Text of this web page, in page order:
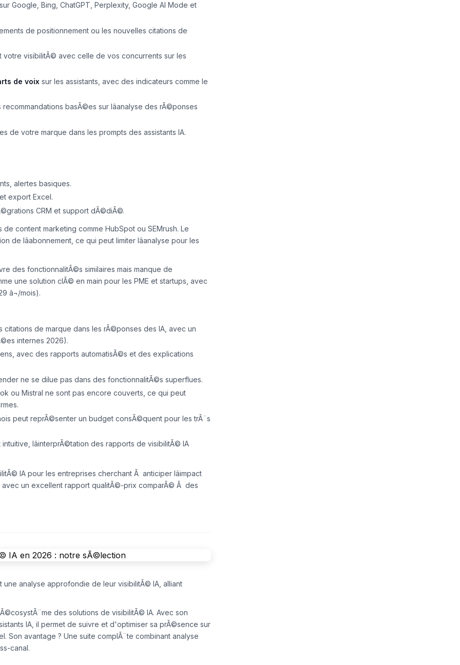
Google, Bing, ChatGPT, Perplexity, Google AI Mode et
de positionnement ou les nouvelles citations de
votre visibilitÃ© avec celle de vos concurrents sur les
de voix sur les assistants, avec des indicateurs comme le
basÃ©es sur lâanalyse des rÃ©ponses
de votre marque dans les prompts des assistants IA.
alertes basiques.
export Excel.
CRM et support dÃ©diÃ©.
de content marketing comme HubSpot ou SEMrush. Le
lâabonnement, ce qui peut limiter lâanalyse pour les
des fonctionnalitÃ©s similaires mais manque de
une solution clÃ© en main pour les PME et startups, avec
â¬/mois).
de marque dans les rÃ©ponses des IA, avec un
internes 2026).
avec des rapports automatisÃ©s et des explications
ne se dilue pas dans des fonctionnalitÃ©s superflues.
ou Mistral ne sont pas encore couverts, ce qui peut
peut reprÃ©senter un budget consÃ©quent pour les trÃ¨s
intuitive, lâinterprÃ©tation des rapports de visibilitÃ© IA
IA pour les entreprises cherchant Ã anticiper lâimpact
un excellent rapport qualitÃ©-prix comparÃ© Ã des
analyse approfondie de leur visibilitÃ© IA, alliant
des solutions de visibilitÃ© IA. Avec son
IA, il permet de suivre et d'optimiser sa prÃ©sence sur
Son avantage ? Une suite complÃ¨te combinant analyse
canal.